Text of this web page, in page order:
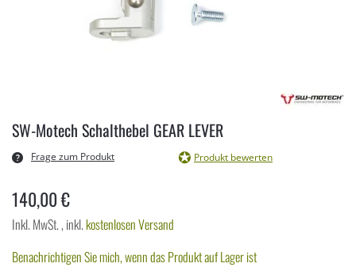
der
Bildergalerie
springen
SW-Motech Schalthebel GEAR LEVER
Frage zum Produkt Produkt bewerten
140,00 €
Inkl. MwSt.,inkl.kostenlosen Versand
Benachrichtigen Sie mich, wenn das Produkt auf Lager ist